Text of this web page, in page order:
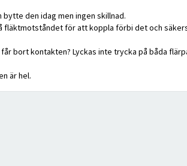
den idag men ingen skillnad.
fläktmotståndet för att koppla förbi det och
bort kontakten? Lyckas inte trycka på båda
är hel.